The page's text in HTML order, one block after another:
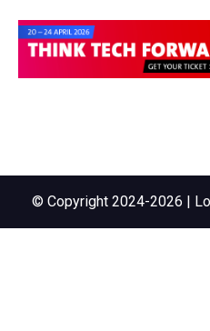
© Copyright 2024-2026 |